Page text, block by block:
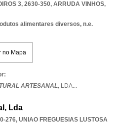
3, 2630-350, ARRUDA VINHOS,
alimentares diversos, n.e.
no Mapa
ARTESANAL, LDA...
Lda
276, UNIAO FREGUESIAS LUSTOSA